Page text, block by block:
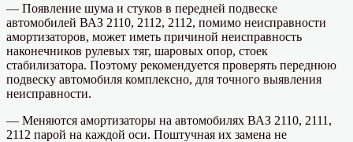
— Появление шума и стуков в передней подвеске
автомобилей ВАЗ 2110, 2112, 2112, помимо неисправности
амортизаторов, может иметь причиной неисправность
наконечников рулевых тяг, шаровых опор, стоек
стабилизатора. Поэтому рекомендуется проверять переднюю
подвеску автомобиля комплексно, для точного выявления
неисправности.
— Меняются амортизаторы на автомобилях ВАЗ 2110, 2111,
2112 парой на каждой оси. Поштучная их замена не